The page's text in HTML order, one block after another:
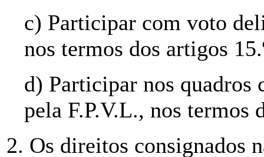
c) Participar com voto
nos termos dos artigos
d) Participar nos
pela F.P.V.L., nos termos
2. Os direitos consignados